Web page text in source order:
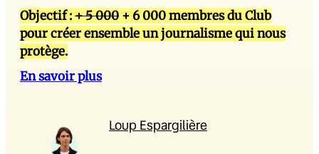
Objectif :+ 5 000 + 6 000 membres du Club
pour créer ensemble un journalisme qui nous
protège.
En savoir plus
Loup Espargilière